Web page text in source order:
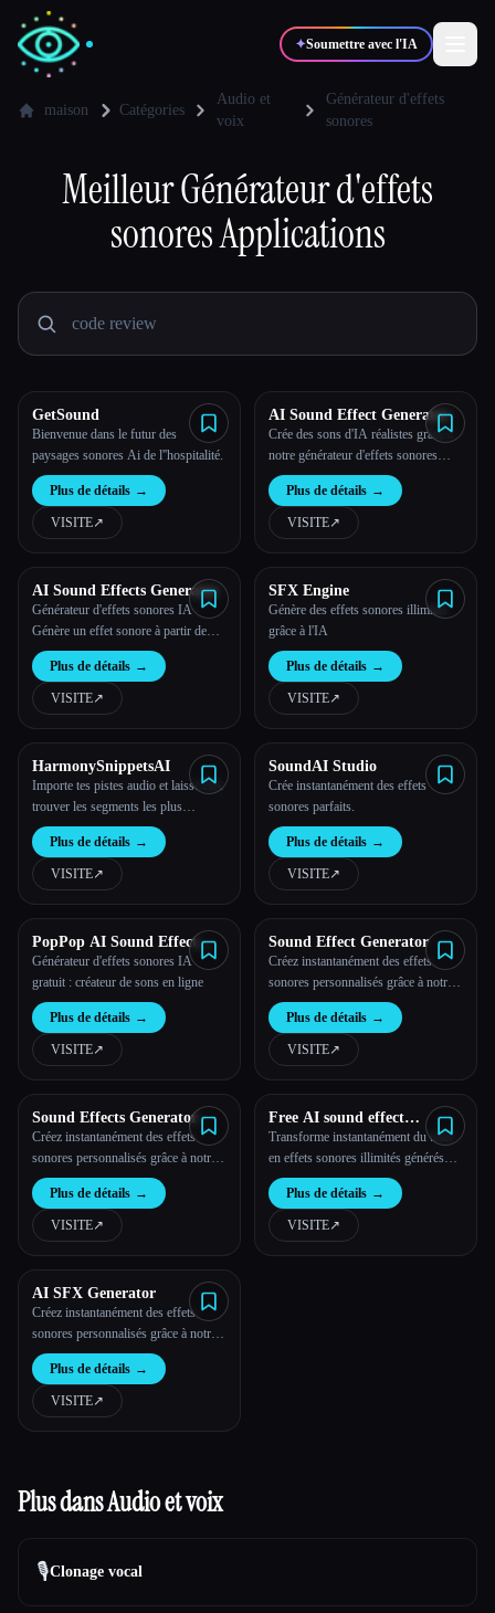
✦Soumettre avec l'IA
Développeurs 📈Marketeurs
🎓 Étudiants
Blog
Comparer les outils
Toutes les catégories
À propos
Esc
maison Catégories
Audio et
voix
Générateur d'effets
sonores
MeilleurGénérateur d'effets
sonoresApplications
GetSound
Bienvenue dans le futur des
paysages sonores Ai de l''hospitalité.
Plus de détails →
VISITE↗︎
AI Sound Effect Generator
Crée des sons d'IA réalistes grâce à
notre générateur d'effets sonores
basé sur l'IA.
Plus de détails →
VISITE↗︎
AI Sound Effects Generator
Générateur d'effets sonores IA -
Génère un effet sonore à partir de
texte
Plus de détails →
VISITE↗︎
SFX Engine
Génère des effets sonores illimités
grâce à l'IA
Plus de détails →
VISITE↗︎
HarmonySnippetsAI
Importe tes pistes audio et laisse l'IA
trouver les segments les plus
intéressants jusqu'à 10 fois plus vite.
Parfait pour faire de la promotion sur
Instagram, Facebook et TikTok.
Plus de détails →
VISITE↗︎
SoundAI Studio
Crée instantanément des effets
sonores parfaits.
Plus de détails →
VISITE↗︎
PopPop AI Sound Effect
Generator
Générateur d'effets sonores IA
gratuit : créateur de sons en ligne
Plus de détails →
VISITE↗︎
Sound Effect Generator
Créez instantanément des effets
sonores personnalisés grâce à notre
technologie d'IA de pointe.
Plus de détails →
VISITE↗︎
Sound Effects Generator
Créez instantanément des effets
sonores personnalisés grâce à notre
technologie d'IA de pointe.
Plus de détails →
VISITE↗︎
Free AI sound effect
generator
Transforme instantanément du texte
en effets sonores illimités générés
par l'IA.
Plus de détails →
VISITE↗︎
AI SFX Generator
Créez instantanément des effets
sonores personnalisés grâce à notre
technologie d'IA de pointe.
Plus de détails →
VISITE↗︎
Plus dans Audio et voix
🎙️Clonage vocal